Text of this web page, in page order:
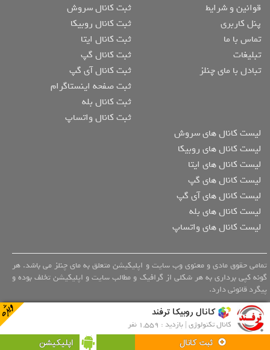
قوانین و شرایط
پنل کاربری
تماس با ما
تبلیغات
تبادل با مای چنلز
ثبت کانال سروش
ثبت کانال روبیکا
ثبت کانال ایتا
ثبت کانال گپ
ثبت کانال آی گپ
ثبت صفحه اینستاگرام
ثبت کانال بله
ثبت کانال واتساپ
لیست کانال های سروش
لیست کانال های روبیکا
لیست کانال های ایتا
لیست کانال های گپ
لیست کانال های آی گپ
لیست کانال های بله
لیست کانال های واتساپ
تمامی حقوق مادی و معنوی وب سایت و اپلیکیشن متعلق به مای چنلز می باشد. هر
گونه کپی برداری به هر شکلی از گرافیک و مطالب سایت و اپلیکیشن تخلف بوده و
پیگرد قانونی دارد.
کانال روبیکا ترفند
کانال تکنولوژی | بازدید : 1,559 نفر
ثبت کانال اپلیکیشن